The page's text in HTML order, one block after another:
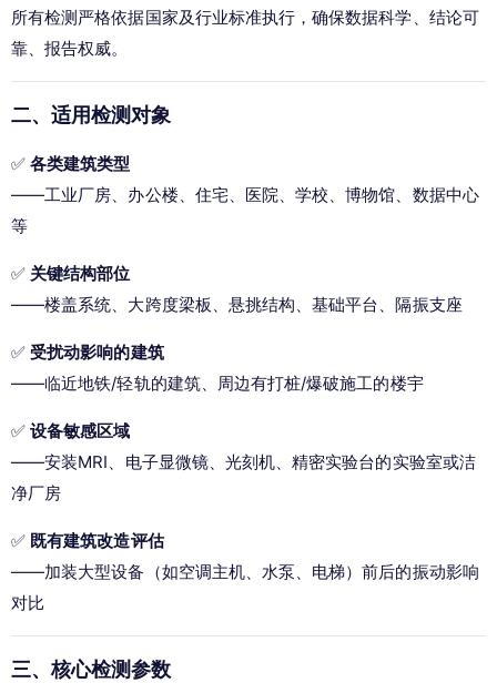
所有检测严格依据国家及行业标准执行，确保数据科学、结论可
靠、报告权威。
二、适用检测对象
✅ 各类建筑类型
——工业厂房、办公楼、住宅、医院、学校、博物馆、数据中心
等
✅ 关键结构部位
——楼盖系统、大跨度梁板、悬挑结构、基础平台、隔振支座
✅ 受扰动影响的建筑
——临近地铁/轻轨的建筑、周边有打桩/爆破施工的楼宇
✅ 设备敏感区域
——安装MRI、电子显微镜、光刻机、精密实验台的实验室或洁
净厂房
✅ 既有建筑改造评估
——加装大型设备（如空调主机、水泵、电梯）前后的振动影响
对比
三、核心检测参数